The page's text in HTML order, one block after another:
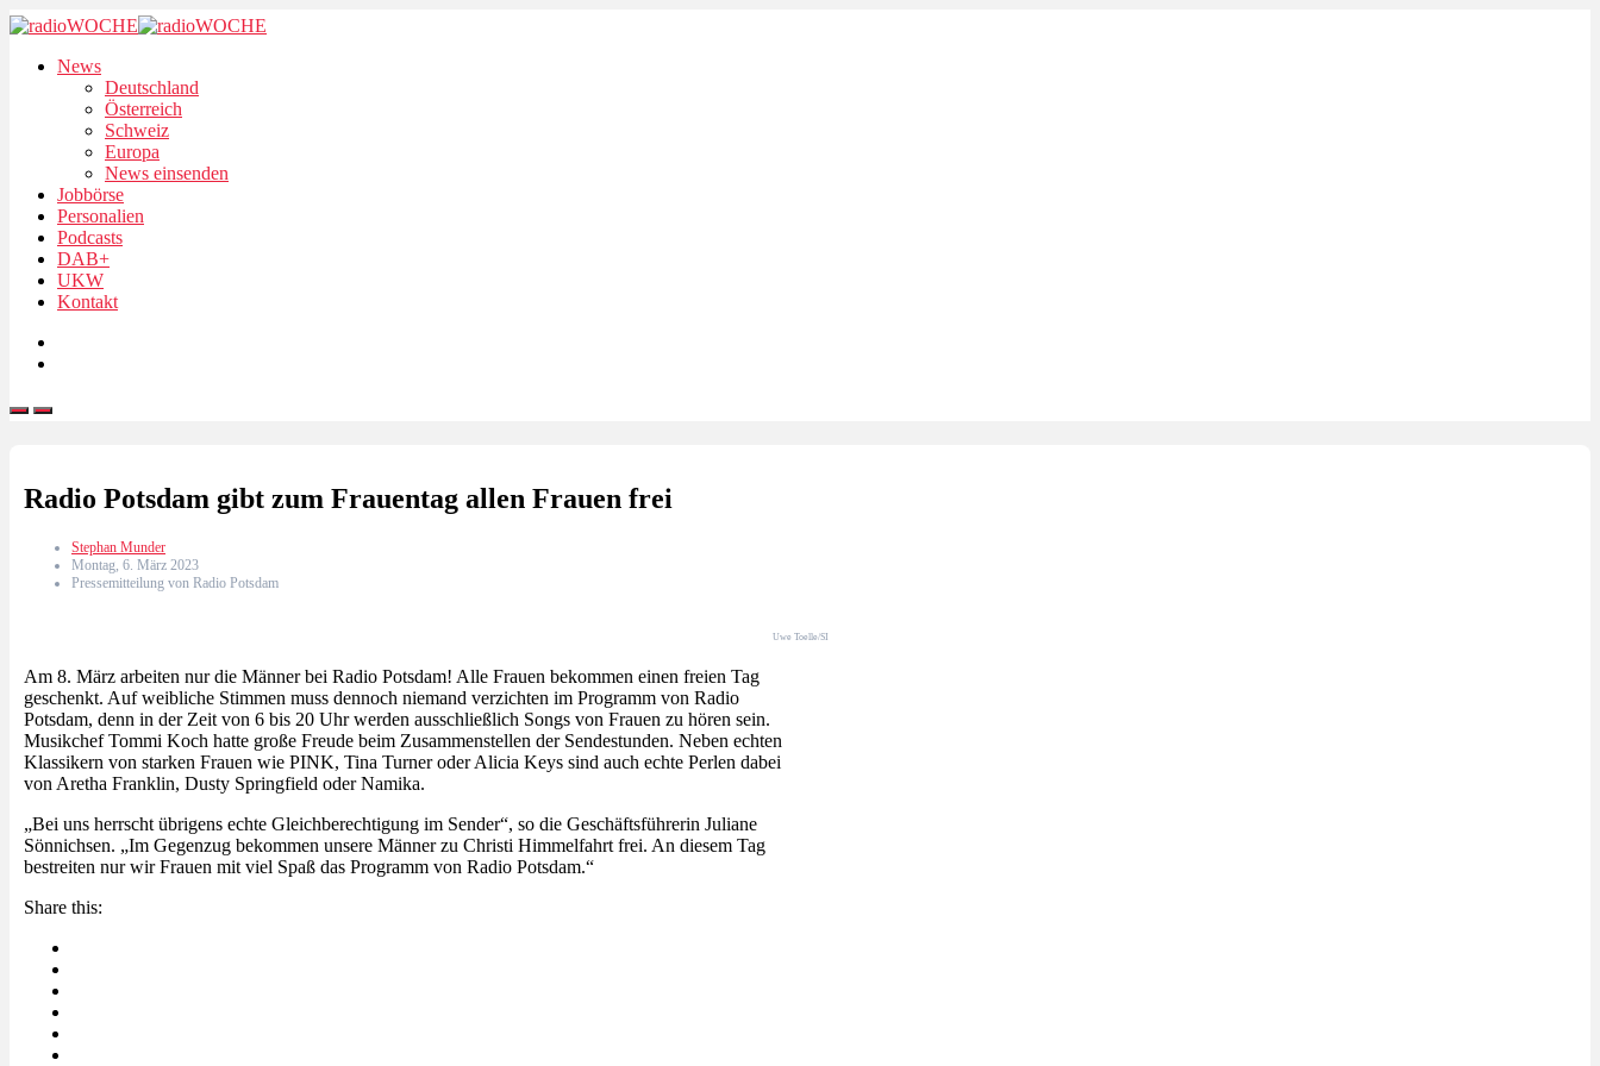
News
Deutschland
Österreich
Schweiz
Europa
News einsenden
Jobbörse
Personalien
Podcasts
DAB+
UKW
Kontakt
Radio Potsdam gibt zum Frauentag allen Frauen frei
Stephan Munder
Montag, 6. März 2023
Pressemitteilung von Radio Potsdam
Uwe Toelle/SI
Am 8. März arbeiten nur die Männer bei Radio Potsdam! Alle Frauen bekommen einen freien Tag
geschenkt. Auf weibliche Stimmen muss dennoch niemand verzichten im Programm von Radio
Potsdam, denn in der Zeit von 6 bis 20 Uhr werden ausschließlich Songs von Frauen zu hören sein.
Musikchef Tommi Koch hatte große Freude beim Zusammenstellen der Sendestunden. Neben echten
Klassikern von starken Frauen wie PINK, Tina Turner oder Alicia Keys sind auch echte Perlen dabei
von Aretha Franklin, Dusty Springfield oder Namika.
„Bei uns herrscht übrigens echte Gleichberechtigung im Sender“, so die Geschäftsführerin Juliane
Sönnichsen. „Im Gegenzug bekommen unsere Männer zu Christi Himmelfahrt frei. An diesem Tag
bestreiten nur wir Frauen mit viel Spaß das Programm von Radio Potsdam.“
Share this: